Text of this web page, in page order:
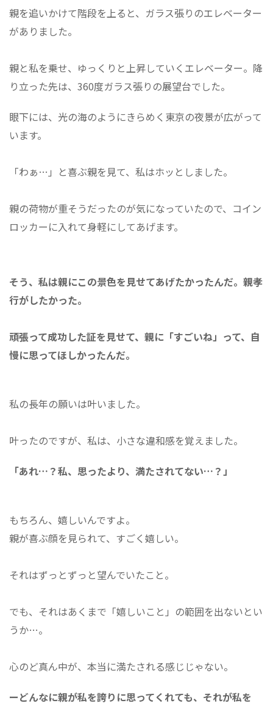
親を追いかけて階段を上ると、ガラス張りのエレベーター
がありました。
親と私を乗せ、ゆっくりと上昇していくエレベーター。降
り立った先は、360度ガラス張りの展望台でした。
眼下には、光の海のようにきらめく東京の夜景が広がって
います。
「わぁ…」と喜ぶ親を見て、私はホッとしました。
親の荷物が重そうだったのが気になっていたので、コイン
ロッカーに入れて身軽にしてあげます。
そう、私は親にこの景色を見せてあげたかったんだ。親孝
行がしたかった。
頑張って成功した証を見せて、親に「すごいね」って、自
慢に思ってほしかったんだ。
私の長年の願いは叶いました。
叶ったのですが、私は、小さな違和感を覚えました。
「あれ…？私、思ったより、満たされてない…？」
もちろん、嬉しいんですよ。
親が喜ぶ顔を見られて、すごく嬉しい。
それはずっとずっと望んでいたこと。
でも、それはあくまで「嬉しいこと」の範囲を出ないとい
うか…。
心のど真ん中が、本当に満たされる感じじゃない。
ーどんなに親が私を誇りに思ってくれても、それが私を